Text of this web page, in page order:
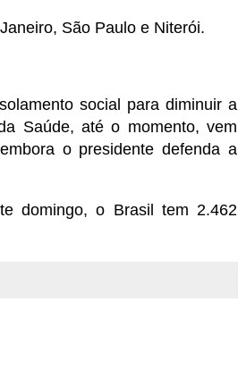
São Paulo e Niterói.
social para diminuir a
Saúde, até o momento, vem
o presidente defenda a
domingo, o Brasil tem 2.462